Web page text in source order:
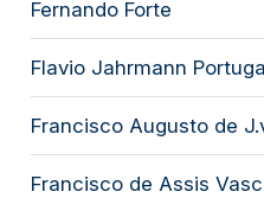
Fernando Forte
Flavio Jahrmann
Francisco Augusto de
Francisco de Assis